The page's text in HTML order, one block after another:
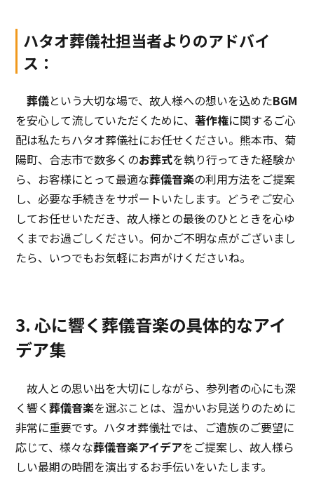
ハタオ葬儀社担当者よりのアドバイ
ス：
葬儀という大切な場で、故人様への想いを込めたBGM
を安心して流していただくために、著作権に関するご心
配は私たちハタオ葬儀社にお任せください。熊本市、菊
陽町、合志市で数多くのお葬式を執り行ってきた経験か
ら、お客様にとって最適な葬儀音楽の利用方法をご提案
し、必要な手続きをサポートいたします。どうぞご安心
してお任せいただき、故人様との最後のひとときを心ゆ
くまでお過ごしください。何かご不明な点がございまし
たら、いつでもお気軽にお声がけくださいね。
3. 心に響く葬儀音楽の具体的なアイ
デア集
故人との思い出を大切にしながら、参列者の心にも深
く響く葬儀音楽を選ぶことは、温かいお見送りのために
非常に重要です。ハタオ葬儀社では、ご遺族のご要望に
応じて、様々な葬儀音楽アイデアをご提案し、故人様ら
しい最期の時間を演出するお手伝いをいたします。